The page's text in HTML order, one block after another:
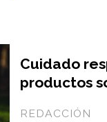
Cuidado
productos
REDACCIÓN